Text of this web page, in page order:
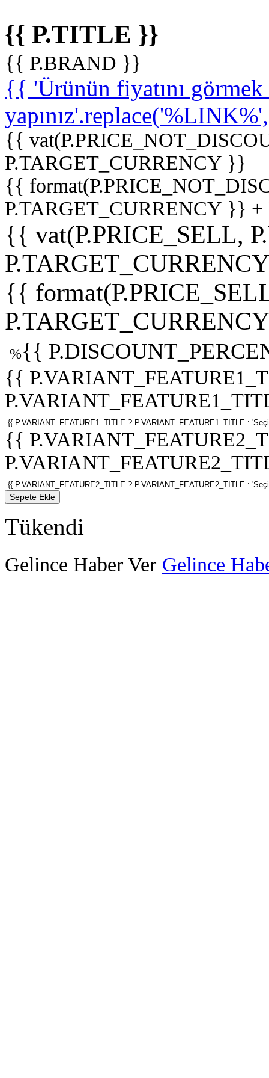
{{ P.TITLE }}
{{ P.BRAND }}
{{ 'Ürünün fiyatını
{{
P.TARGET_CURRENCY }}
{{
P.TARGET_CURRENCY }}
{{ vat(P.PRICE_SELL,
{{
%{{
{{
{{
Sepete Ekle
Tükendi
Gelince Haber Ver Gelince